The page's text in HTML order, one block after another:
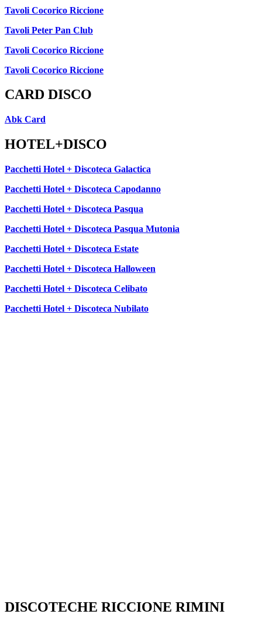
Tavoli Cocorico Riccione
Tavoli Peter Pan Club
Tavoli Cocorico Riccione
Tavoli Cocorico Riccione
CARD DISCO
Abk Card
HOTEL+DISCO
Pacchetti Hotel + Discoteca Galactica
Pacchetti Hotel + Discoteca Capodanno
Pacchetti Hotel + Discoteca Pasqua
Pacchetti Hotel + Discoteca Pasqua Mutonia
Pacchetti Hotel + Discoteca Estate
Pacchetti Hotel + Discoteca Halloween
Pacchetti Hotel + Discoteca Celibato
Pacchetti Hotel + Discoteca Nubilato
DISCOTECHE RICCIONE RIMINI